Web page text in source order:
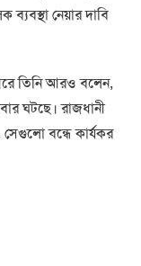
নেয়ার দাবি
তিনি আরও বলেন,
ঘটছে। রাজধানী
বন্ধে কার্যকর